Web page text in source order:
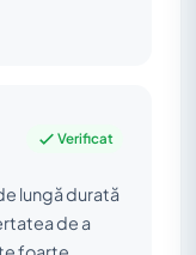
Verificat
lungă durată
de a